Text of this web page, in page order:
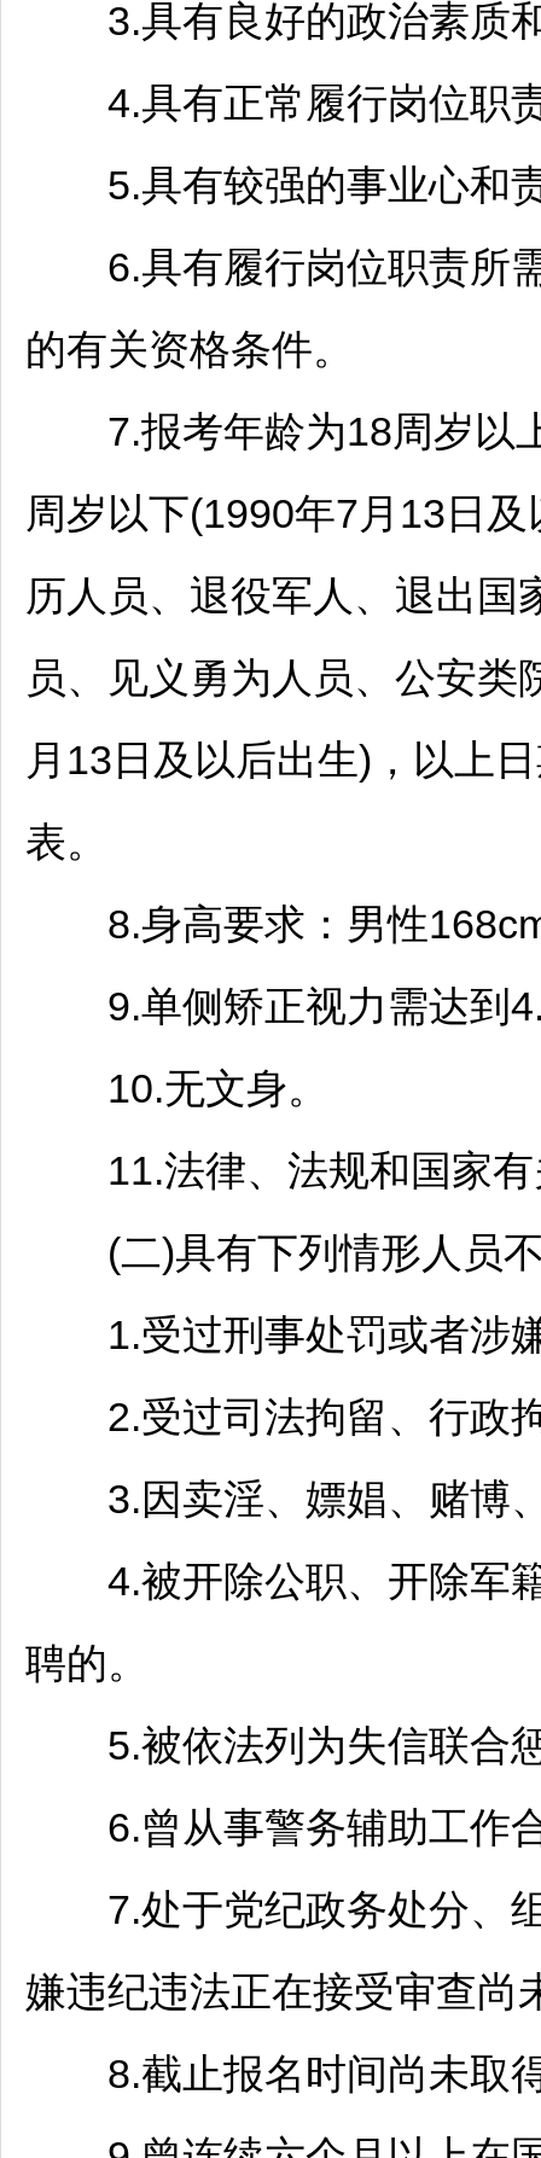
3.具有良好的政治素质
4.具有正常履行岗位职责
5.具有较强的事业心和
6.具有履行岗位职责所需
的有关资格条件。
7.报考年龄为18周岁以
周岁以下(1990年7月13日
历人员、退役军人、退出国
员、见义勇为人员、公安
月13日及以后出生)，以上
表。
8.身高要求：男性168cm
9.单侧矫正视力需达到
10.无文身。
11.法律、法规和国家有
(二)具有下列情形人员
1.受过刑事处罚或者涉
2.受过司法拘留、行政
3.因卖淫、嫖娼、赌博、
4.被开除公职、开除军籍
聘的。
5.被依法列为失信联合
6.曾从事警务辅助工作
7.处于党纪政务处分、组
嫌违纪违法正在接受审查尚
8.截止报名时间尚未取